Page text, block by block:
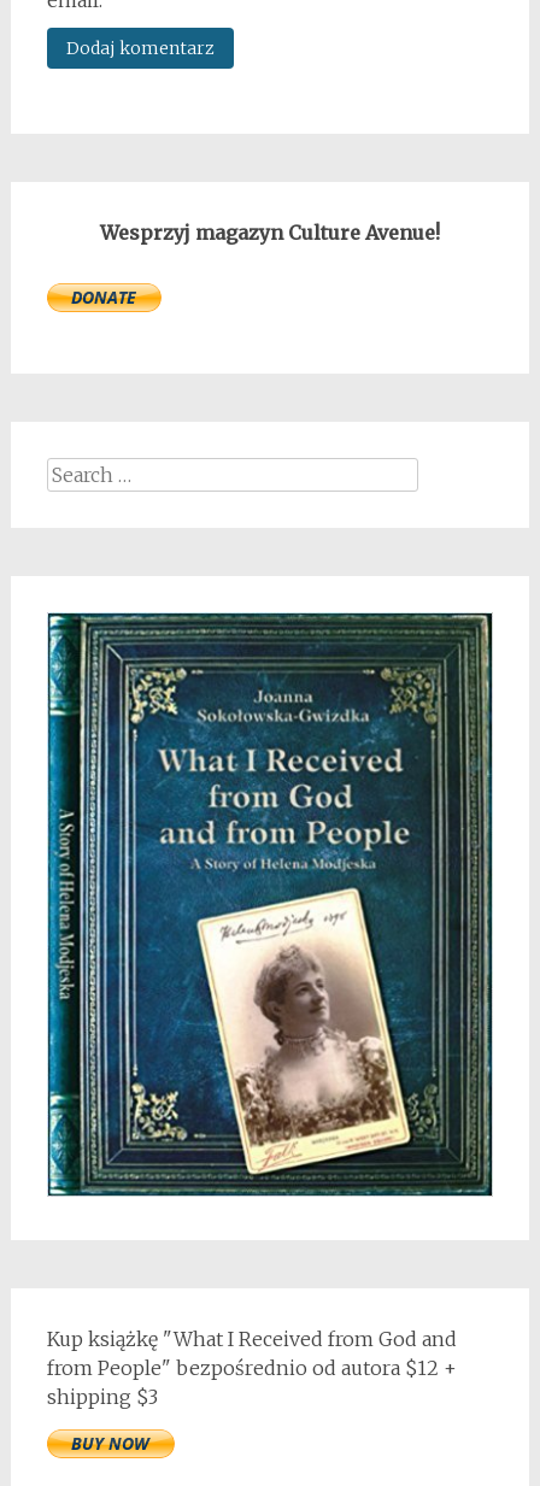
Wesprzyj magazyn Culture Avenue!
Search
Kup książkę "What I Received from God and
from People" bezpośrednio od autora $12 +
shipping $3